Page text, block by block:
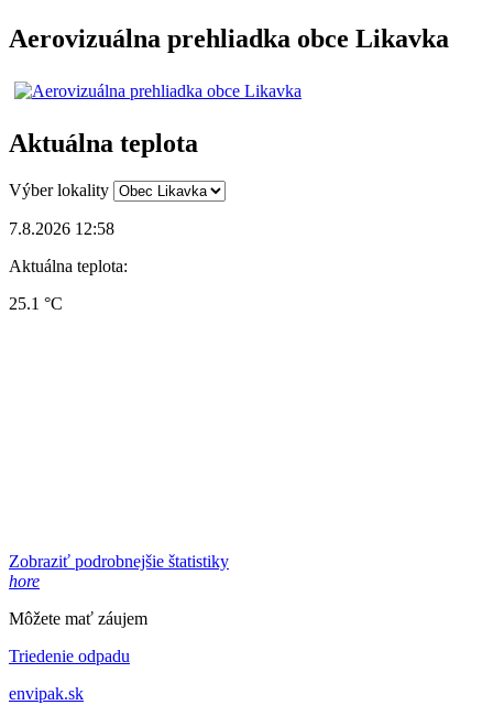
Aerovizuálna prehliadka obce Likavka
Aktuálna teplota
Výber lokality
7.8.2026 12:58
Aktuálna teplota:
25.1 °C
Zobraziť podrobnejšie štatistiky
hore
Môžete mať záujem
Triedenie odpadu
envipak.sk